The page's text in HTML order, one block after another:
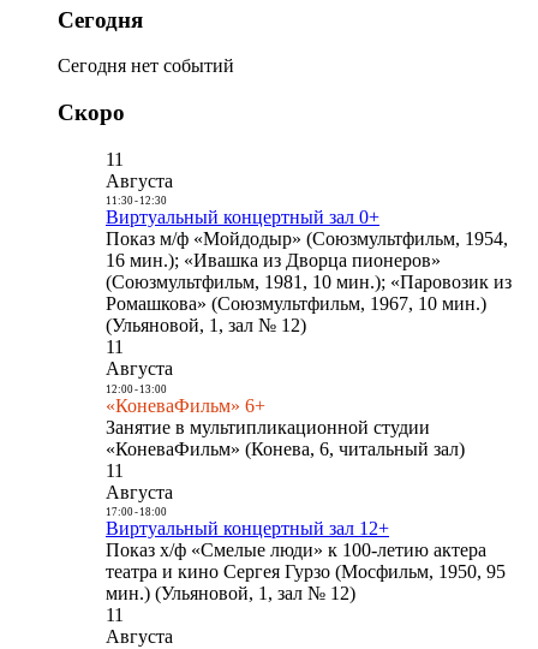
Сегодня
Сегодня нет событий
Скоро
11
Августа
11:30- 12:30
Виртуальный концертный зал 0+
Показ м/ф «Мойдодыр» (Союзмультфильм, 1954,
16 мин.); «Ивашка из Дворца пионеров»
(Союзмультфильм, 1981, 10 мин.); «Паровозик из
Ромашкова» (Союзмультфильм, 1967, 10 мин.)
(Ульяновой, 1, зал № 12)
11
Августа
12:00- 13:00
«КоневаФильм» 6+
Занятие в мультипликационной студии
«КоневаФильм» (Конева, 6, читальный зал)
11
Августа
17:00- 18:00
Виртуальный концертный зал 12+
Показ х/ф «Смелые люди» к 100-летию актера
театра и кино Сергея Гурзо (Мосфильм, 1950, 95
мин.) (Ульяновой, 1, зал № 12)
11
Августа